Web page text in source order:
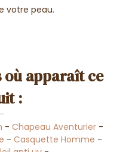
votre peau.
apparaît ce
:
- Chapeau Aventurier-
- Casquette Homme -